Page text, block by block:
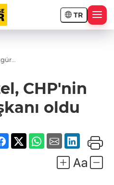
TR
CHP'nin
oldu